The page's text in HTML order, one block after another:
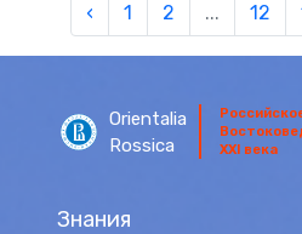
‹ 1 2 ... 12
Orientalia
Rossica
XXI века
Знания